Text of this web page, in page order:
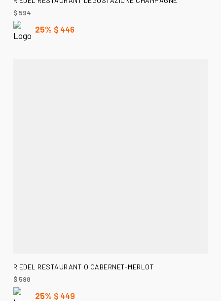
$594
25% $ 446
AÑADIR AL CARRITO
RIEDEL RESTAURANT O CABERNET-MERLOT
$598
25% $ 449